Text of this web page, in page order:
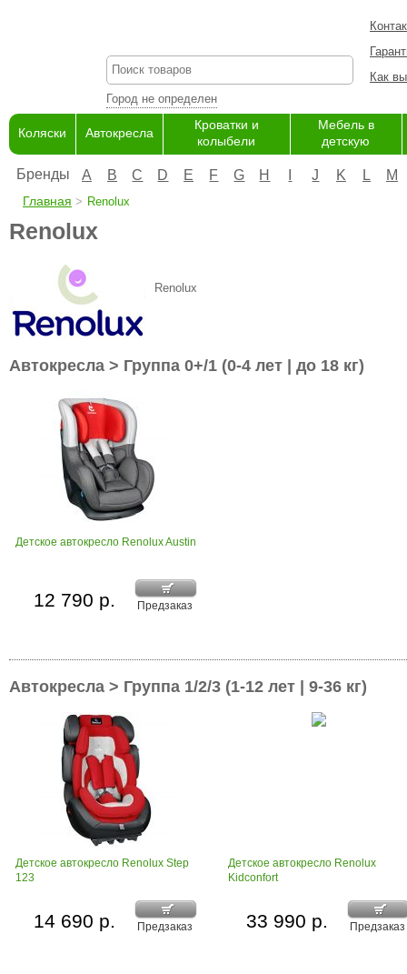
Город не определен
Как
Коляски Автокресла
Кроватки и
колыбели
Мебель в
детскую
Бренды A B C D E F G H J K L M
Главная Renolux
Renolux
Renolux
Автокресла > Группа 0+/1 (0-4 лет | до 18 кг)
Детское автокресло Renolux Austin
Предзаказ
12 790 р.
Автокресла > Группа 1/2/3 (1-12 лет | 9-36 кг)
Детское автокресло Renolux Step
123
Предзаказ
14 690 р.
Детское автокресло Renolux
Kidconfort
Предзаказ
33 990 р.